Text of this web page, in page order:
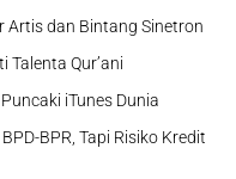
Artis dan Bintang Sinetron
Talenta Qur’ani
iTunes Dunia
BPR, Tapi Risiko Kredit